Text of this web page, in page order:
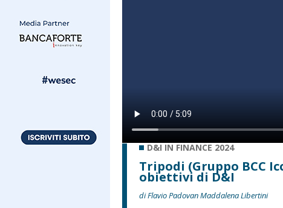
D&I IN FINANCE 2024
Tripodi (Gruppo BCC
obiettivi di D&I
di Flavio Padovan Maddalena Libertini